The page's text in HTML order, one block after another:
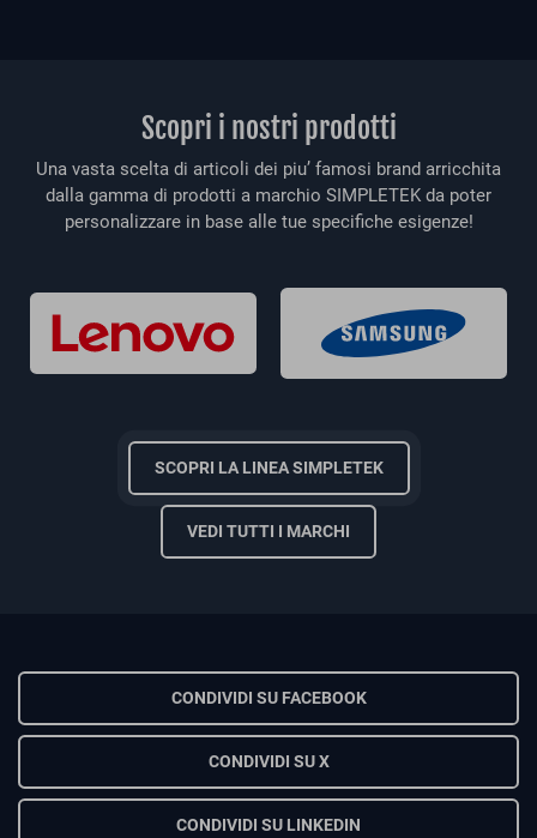
Scopri i nostri prodotti
Una vasta scelta di articoli dei piu’ famosi brand arricchita
dalla gamma di prodotti a marchio SIMPLETEK da poter
personalizzare in base alle tue specifiche esigenze!
SCOPRI LA LINEA SIMPLETEK
VEDI TUTTI I MARCHI
CONDIVIDI SU FACEBOOK
CONDIVIDI SU X
CONDIVIDI SU LINKEDIN